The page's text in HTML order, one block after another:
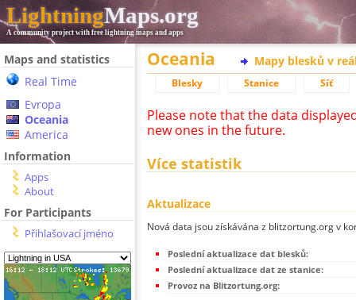
LightningMaps.org
A community project with free lightning maps and apps
Maps and statistics
Real Time
Evropa
Oceania
America
Information
Apps
About
For Participants
Přihlašovací jméno
Oceania Mapy blesků v
Blesky Stanice Síť
Please note that the data
new ones in the future.
Více statistik
Aktualizace
Nová data jsou získávána z blitzortung.org v
Poslední aktualizace dat blesků:
Poslední aktualizace dat ze stanice:
Provoz na Blitzortung.org: